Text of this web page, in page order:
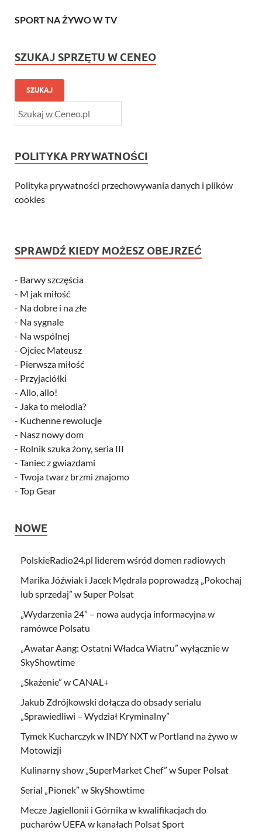
SPORT NA ŻYWO W TV
SZUKAJ SPRZĘTU W CENEO
SZUKAJ
POLITYKA PRYWATNOŚCI
Polityka prywatności przechowywania danych i plików
cookies
SPRAWDŹ KIEDY MOŻESZ OBEJRZEĆ
- Barwy szczęścia
- M jak miłość
- Na dobre i na złe
- Na sygnale
- Na wspólnej
- Ojciec Mateusz
- Pierwsza miłość
- Przyjaciółki
- Allo, allo!
- Jaka to melodia?
- Kuchenne rewolucje
- Nasz nowy dom
- Rolnik szuka żony, seria III
- Taniec z gwiazdami
- Twoja twarz brzmi znajomo
- Top Gear
NOWE
PolskieRadio24.pl liderem wśród domen radiowych
Marika Jóźwiak i Jacek Mędrala poprowadzą „Pokochaj
lub sprzedaj” w Super Polsat
„Wydarzenia 24” – nowa audycja informacyjna w
ramówce Polsatu
„Awatar Aang: Ostatni Władca Wiatru” wyłącznie w
SkyShowtime
„Skażenie” w CANAL+
Jakub Zdrójkowski dołącza do obsady serialu
„Sprawiedliwi – Wydział Kryminalny”
Tymek Kucharczyk w INDY NXT w Portland na żywo w
Motowizji
Kulinarny show „SuperMarket Chef” w Super Polsat
Serial „Pionek” w SkyShowtime
Mecze Jagiellonii i Górnika w kwalifikacjach do
pucharów UEFA w kanałach Polsat Sport